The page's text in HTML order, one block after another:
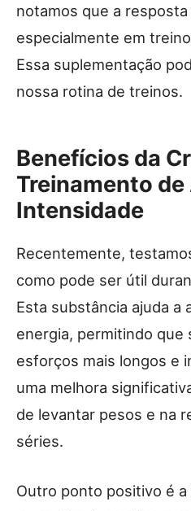
notamos que a
especialmente em
Essa suplementação
nossa rotina de treinos.
Benefícios da
Treinamento de
Intensidade
Recentemente,
como pode ser útil
Esta substância ajuda a
energia, permitindo que
esforços mais longos e
uma melhora
de levantar pesos e na
séries.
Outro ponto positivo é